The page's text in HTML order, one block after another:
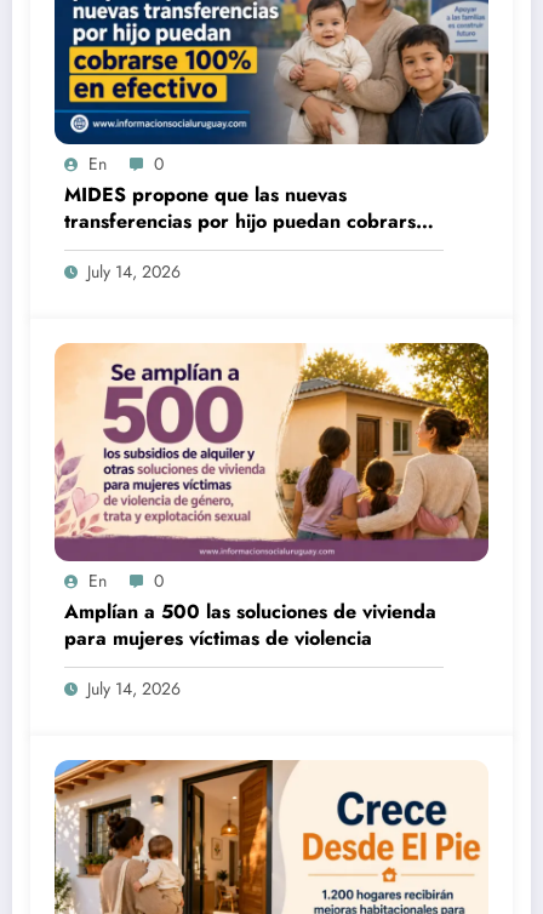
En 0
MIDES propone que las nuevas
transferencias por hijo puedan cobrarse
100% en efectivo: qué cambiaría desde
2027July 14, 2026
En 0
Amplían a 500 las soluciones de vivienda
para mujeres víctimas de violencia
July 14, 2026